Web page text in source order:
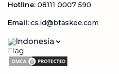
Hotline: 08111 0007 590
Email: cs.id@btaskee.com
Indonesia